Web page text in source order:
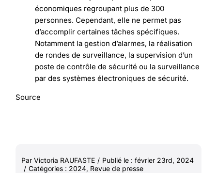
économiques regroupant plus de 300
personnes. Cependant, elle ne permet pas
d’accomplir certaines tâches spécifiques.
Notamment la gestion d’alarmes, la réalisation
de rondes de surveillance, la supervision d’un
poste de contrôle de sécurité ou la surveillance
par des systèmes électroniques de sécurité.
Source
Par Victoria RAUFASTE / Publié le : février 23rd, 2024
/ Catégories : 2024, Revue de presse